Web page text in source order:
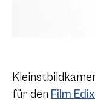
für den Film